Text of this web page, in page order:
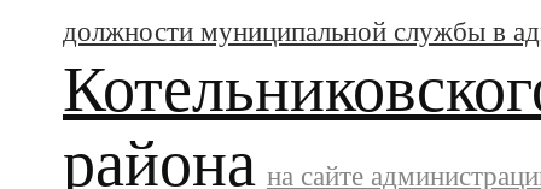
должности муниципальной службы в
района на сайте